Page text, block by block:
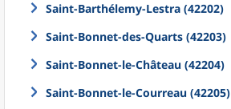
Saint-Barthélemy-Lestra (42202)
Saint-Bonnet-des-Quarts (42203)
Saint-Bonnet-le-Château (42204)
Saint-Bonnet-le-Courreau (42205)